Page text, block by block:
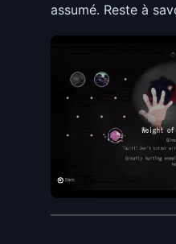
assumé. Reste à